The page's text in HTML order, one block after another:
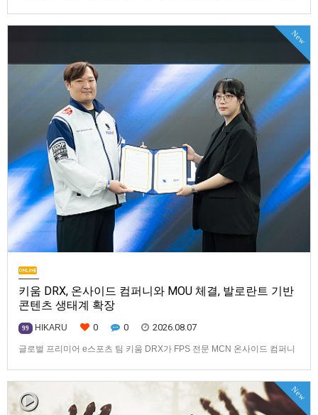
위해 서비스 대상 지역을 확대하고, 새로운 공식 상품의 판매를 시작하였습New
키움 DRX, 온사이드 컴퍼니와 MOU 체결, 발로란트 기반
콘텐츠 생태계 확장
99 HIKARU 0 0 2026.08.07
글로벌 프리미어 e스포츠 팀 키움 DRX가 FPS 전문 MCN 온사이드 컴퍼니
문화 산업 저변 확대 및 콘텐츠 강화를 위한 업무 협약(MOU)을 체결했다고
밝혔다. 이날 협약식에는 키움 DRX 양선일 대표이사, …
New